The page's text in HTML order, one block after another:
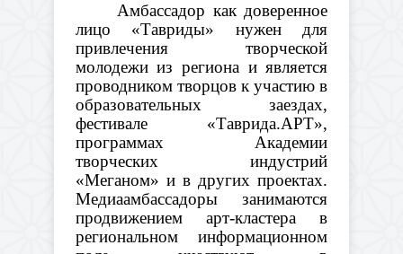
Амбассадор как доверенное
лицо «Тавриды» нужен для
привлечения творческой
молодежи из региона и является
проводником творцов к участию в
образовательных заездах,
фестивале «Таврида.АРТ»,
программах Академии
творческих индустрий
«Меганом» и в других проектах.
Медиаамбассадоры занимаются
продвижением арт-кластера в
региональном информационном